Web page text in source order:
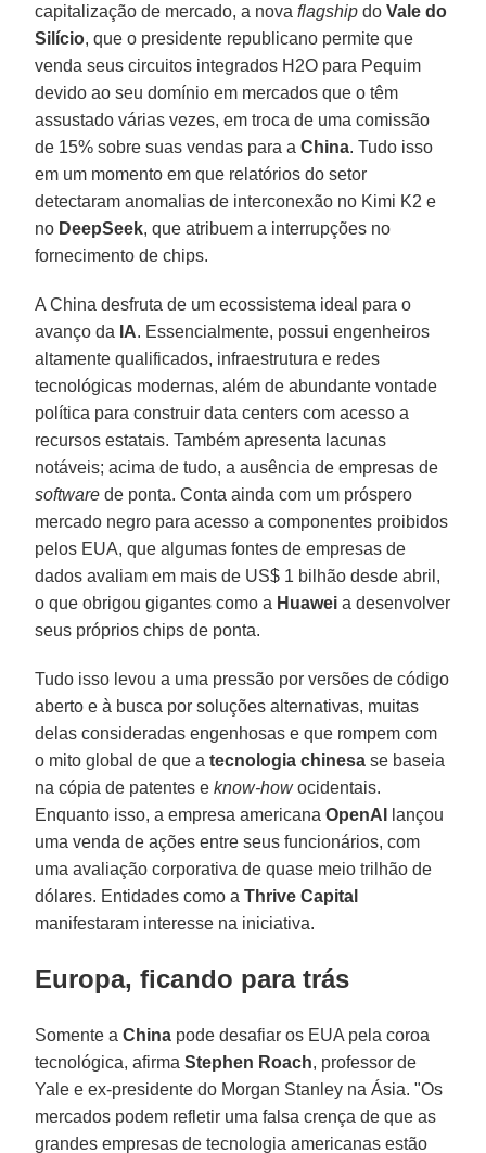
capitalização de mercado, a novaflagship doVale do
Silício, que o presidente republicano permite que
venda seus circuitos integrados H2O para Pequim
devido ao seu domínio em mercados que o têm
assustado várias vezes, em troca de uma comissão
de 15% sobre suas vendas para aChina. Tudo isso
em um momento em que relatórios do setor
detectaram anomalias de interconexão no Kimi K2 e
no DeepSeek, que atribuem a interrupções no
fornecimento de chips.
A China desfruta de um ecossistema ideal para o
avanço da IA. Essencialmente, possui engenheiros
altamente qualificados, infraestrutura e redes
tecnológicas modernas, além de abundante vontade
política para construir data centers com acesso a
recursos estatais. Também apresenta lacunas
notáveis; acima de tudo, a ausência de empresas de
software de ponta. Conta ainda com um próspero
mercado negro para acesso a componentes proibidos
pelos EUA, que algumas fontes de empresas de
dados avaliam em mais de US$ 1 bilhão desde abril,
o que obrigou gigantes como a Huawei a desenvolver
seus próprios chips de ponta.
Tudo isso levou a uma pressão por versões de código
aberto e à busca por soluções alternativas, muitas
delas consideradas engenhosas e que rompem com
o mito global de que atecnologia chinesa se baseia
na cópia de patentes eknow-howocidentais.
Enquanto isso, a empresa americanaOpenAI
lançou
uma venda de ações entre seus funcionários, com
uma avaliação corporativa de quase meio trilhão de
dólares. Entidades como aThrive Capital
manifestaram interesse na iniciativa.
Europa, ficando para trás
Somente aChina pode desafiar os EUA pela coroa
tecnológica, afirmaStephen Roach, professor de
Yale e ex-presidente do Morgan Stanley na Ásia. "Os
mercados podem refletir uma falsa crença de que as
grandes empresas de tecnologia americanas estão